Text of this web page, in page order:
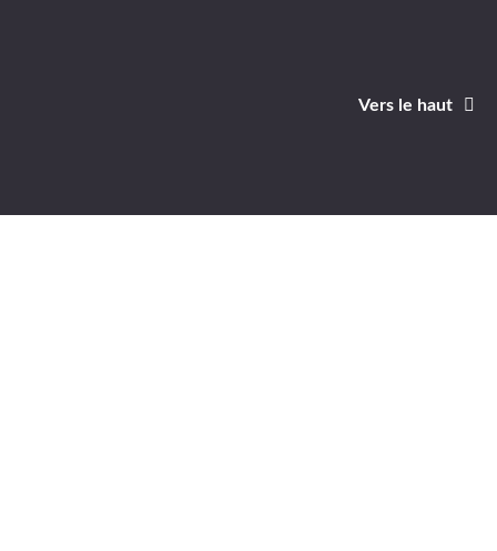
Vers le haut